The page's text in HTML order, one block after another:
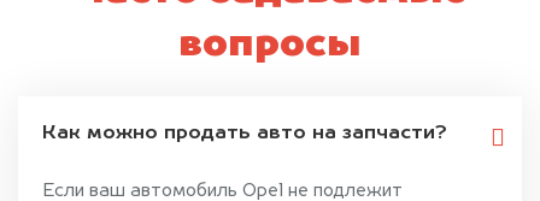
вопросы
Как можно продать авто на запчасти?
Если ваш автомобиль Opel не подлежит